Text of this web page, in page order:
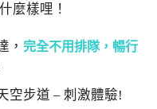
麼樣哩！
， 完全不用排隊，暢行